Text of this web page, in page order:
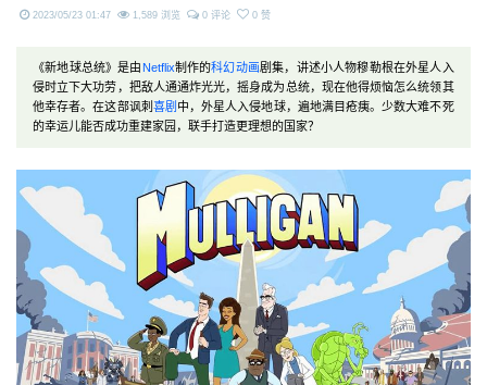
2023/05/23 01:47 1,589 浏览 0 评论 0 赞
《新地球总统》是由 Netflix制作的科幻动画剧集，讲述小人物穆勒根在外星人入
侵时立下大功劳，把敌人通通炸光光，摇身成为总统，现在他得烦恼怎么统领其
他幸存者。在这部讽刺 喜剧 中，外星人入侵地球，遍地满目疮痍。少数大难不死
的幸运儿能否成功重建家园，联手打造更理想的国家？